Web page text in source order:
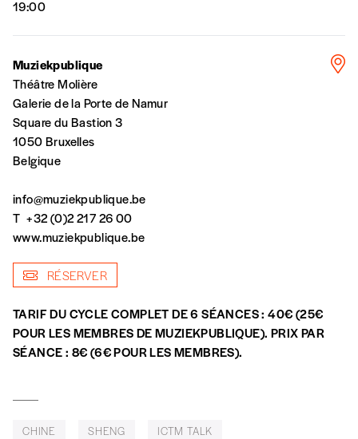
Je commande au numéro
Édition papier (livraison en Belgique
uniquement)
AJOUTER
Édition numérique
19:00
Muziekpublique
Théâtre Molière
Galerie de la Porte de Namur
Square du Bastion 3
1050 Bruxelles
Belgique
info@muziekpublique.be
T +32 (0)2 217 26 00
www.muziekpublique.be
RÉSERVER
TARIF DU CYCLE COMPLET DE 6 SÉANCES : 40€ (25€
POUR LES MEMBRES DE MUZIEKPUBLIQUE). PRIX ​​PAR
SÉANCE : 8€ (6€ POUR LES MEMBRES).
CHINE SHENG
ICTM TALK